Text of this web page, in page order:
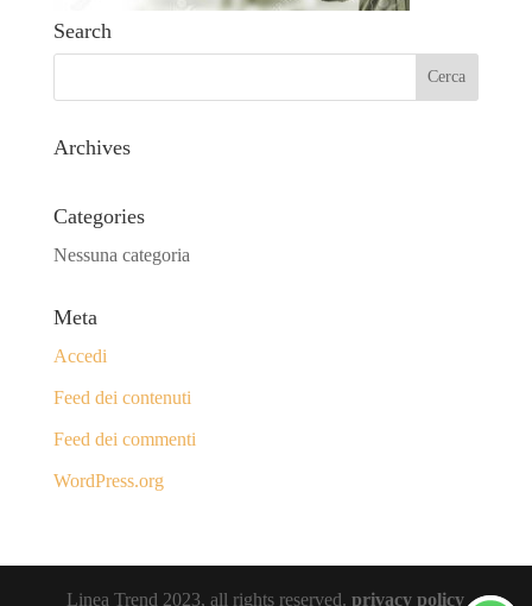
Search
Archives
Categories
Nessuna categoria
Meta
Accedi
Feed dei contenuti
Feed dei commenti
WordPress.org
Linea Trend 2023, all rights reserved.privacy policy